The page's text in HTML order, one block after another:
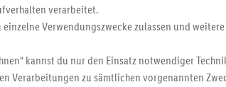
verarbeitet.
einzelne Verwendungszwecke zulassen und
kannst du nur den Einsatz notwendiger
Verarbeitungen zu sämtlichen vorgenannten